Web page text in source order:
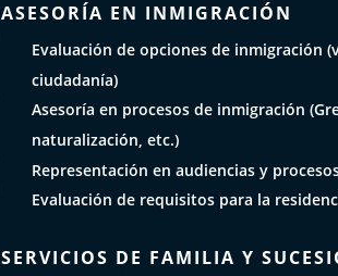
ASESORÍA EN INMIGRACIÓN
Evaluación de opciones de inmigración
ciudadanía)
Asesoría en procesos de inmigración
naturalización, etc.)
Representación en audiencias y
Evaluación de requisitos para la
SERVICIOS DE FAMILIA Y